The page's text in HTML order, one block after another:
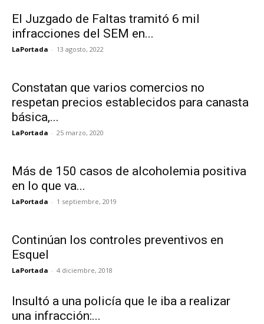
El Juzgado de Faltas tramitó 6 mil
infracciones del SEM en...
LaPortada - 13 agosto, 2022
Constatan que varios comercios no
respetan precios establecidos para canasta
básica,...
LaPortada - 25 marzo, 2020
Más de 150 casos de alcoholemia positiva
en lo que va...
LaPortada - 1 septiembre, 2019
Continúan los controles preventivos en
Esquel
LaPortada - 4 diciembre, 2018
Insultó a una policía que le iba a realizar
una infracción:...